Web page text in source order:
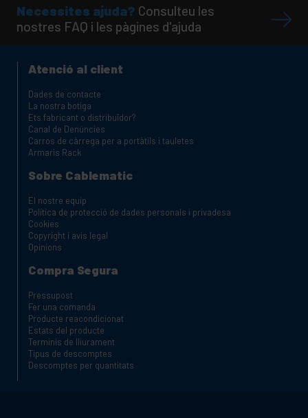
Necessites ajuda? Consulteu les
nostres FAQ i les pàgines d'ajuda
Atenció al client
Dades de contacte
La nostra botiga
Ets fabricant o distribuïdor?
Canal de Denúncies
Carros de càrrega per a portàtils i tauletes
Armaris Rack
Sobre Cablematic
El nostre equip
Política de protecció de dades personals i privadesa
Cookies
Copyright i avis legal
Opinions
Compra Segura
Pressupost
Fer una comanda
Producte reacondicionat
Estats del producte
Terminis de lliurament
Tipus de descomptes
Descomptes per quantitats